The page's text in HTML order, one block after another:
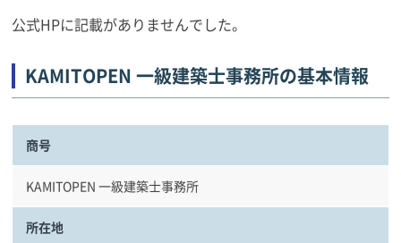
公式HPに記載がありませんでした。
KAMITOPEN 一級建築士事務所の基本情報
商号
KAMITOPEN 一級建築士事務所
所在地